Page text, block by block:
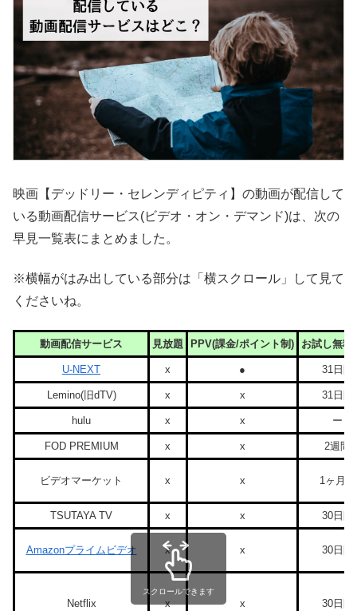
映画【デッドリー・セレンディピティ】の動画が配信して
いる動画配信サービス(ビデオ・オン・デマンド)は、次の
早見一覧表にまとめました。
※横幅がはみ出している部分は「横スクロール」して見て
くださいね。
動画配信サービス 見放題 PPV(課金/ポイント制) お試し無料
U-NEXT x ● 31日間
Lemino(旧dTV) x x 31日間
hulu x x ー
FOD PREMIUM x x 2週間
ビデオマーケット x x 1ヶ月間
TSUTAYA TV x x 30日間
Amazonプライムビデオ x x 30日間
Netflix x x 30日間
スクロールできます